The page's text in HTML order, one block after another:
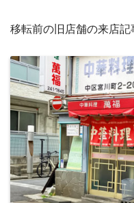
移転前の旧店舗の来店記